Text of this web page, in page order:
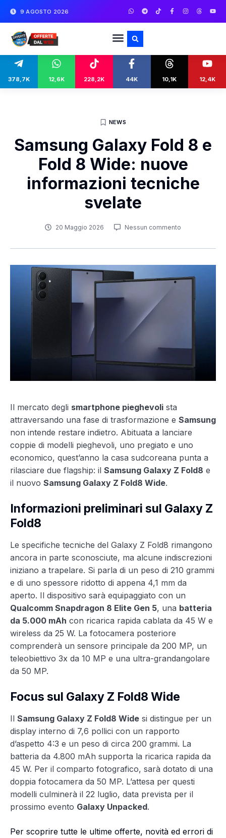
9 AGOSTO 2026
378,7K 12,6K 228,2K 44K 10,1K 12,4K
NEWS
Samsung Galaxy Fold 8 e
Fold 8 Wide: nuove
informazioni tecniche
svelate
20 Maggio 2026 Nessun commento
Il mercato degli smartphone pieghevoli sta
attraversando una fase di trasformazione e Samsung
non intende restare indietro. Abituata a lanciare
coppie di modelli pieghevoli, uno pregiato e uno
economico, quest’anno la casa sudcoreana punta a
rilasciare due flagship: il Samsung Galaxy Z Fold8 e
il nuovo Samsung Galaxy Z Fold8 Wide.
Informazioni preliminari sul Galaxy Z
Fold8
Le specifiche tecniche del Galaxy Z Fold8 rimangono
ancora in parte sconosciute, ma alcune indiscrezioni
iniziano a trapelare. Si parla di un peso di 210 grammi
e di uno spessore ridotto di appena 4,1 mm da
aperto. Il dispositivo sarà equipaggiato con un
Qualcomm Snapdragon 8 Elite Gen 5, una batteria
da 5.000 mAh con ricarica rapida cablata da 45 W e
wireless da 25 W. La fotocamera posteriore
comprenderà un sensore principale da 200 MP, un
teleobiettivo 3x da 10 MP e una ultra-grandangolare
da 50 MP.
Focus sul Galaxy Z Fold8 Wide
Il Samsung Galaxy Z Fold8 Wide si distingue per un
display interno di 7,6 pollici con un rapporto
d’aspetto 4:3 e un peso di circa 200 grammi. La
batteria da 4.800 mAh supporta la ricarica rapida da
45 W. Per il comparto fotografico, sarà dotato di una
doppia fotocamera da 50 MP. L’attesa per questi
modelli culminerà il 22 luglio, data prevista per il
prossimo evento Galaxy Unpacked.
Per scoprire tutte le ultime offerte, novità ed errori di